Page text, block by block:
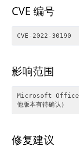
CVE 编号
影响范围
Microsoft Office
修复建议